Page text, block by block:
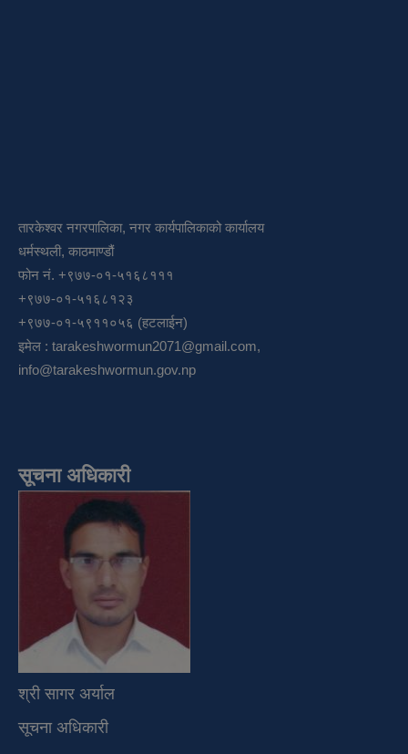
तारकेश्वर नगरपालिका, नगर कार्यपालिकाको कार्यालय
धर्मस्थली, काठमाण्डौं
फोन नं. +९७७-०१-५१६८१११
+९७७-०१-५१६८१२३
+९७७-०१-५९११०५६ (हटलाईन)
इमेल : tarakeshwormun2071@gmail.com,
info@tarakeshwormun.gov.np
सूचना अधिकारी
श्री सागर अर्याल
सूचना अधिकारी